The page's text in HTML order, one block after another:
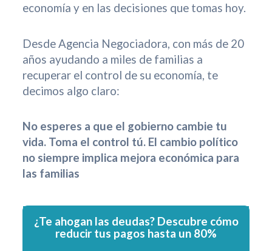
economía y en las decisiones que tomas hoy.
Desde Agencia Negociadora, con más de 20
años ayudando a miles de familias a
recuperar el control de su economía, te
decimos algo claro:
No esperes a que el gobierno cambie tu
vida. Toma el control tú. El cambio político
no siempre implica mejora económica para
las familias
¿Te ahogan las deudas? Descubre cómo
reducir tus pagos hasta un 80%